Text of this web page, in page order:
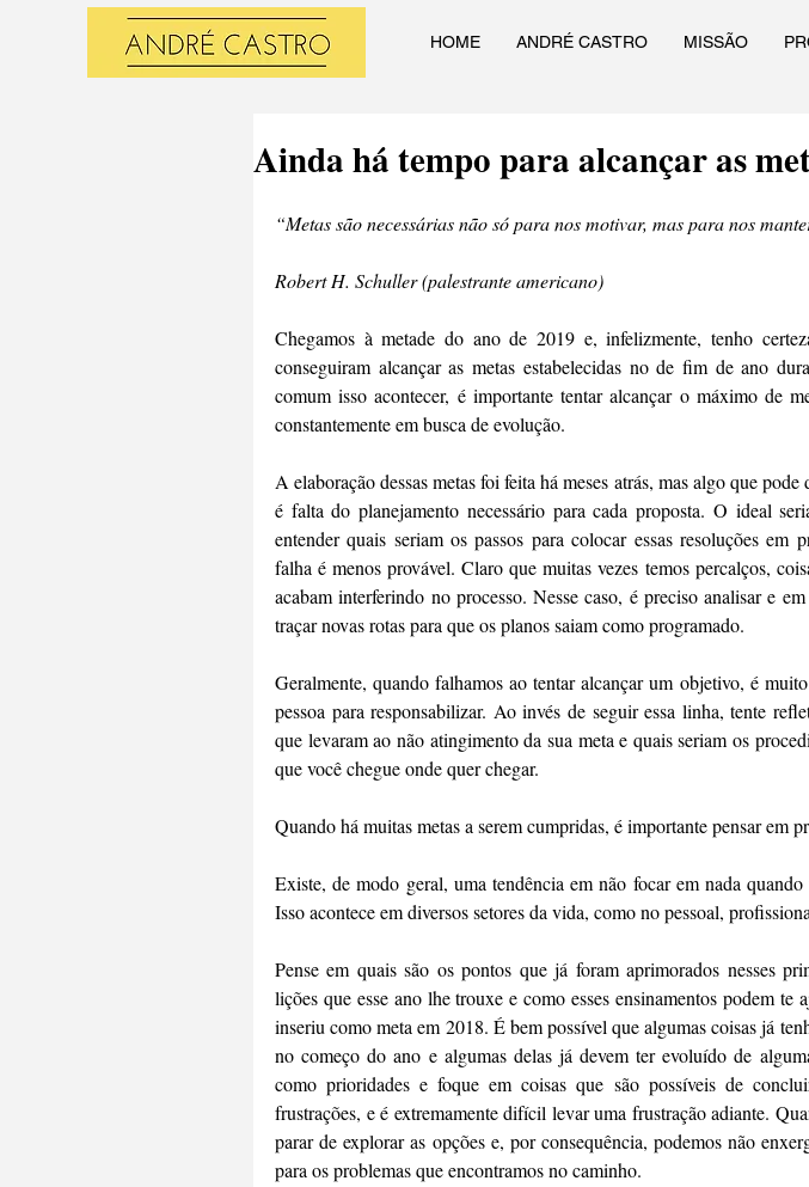
HOME ANDRÉ CASTRO MISSÃO
Ainda há tempo para alcançar as
“Metas são necessárias não só para nos motivar, mas para nos
Robert H. Schuller (palestrante americano)
Chegamos à metade do ano de 2019 e, infelizmente, tenho
conseguiram alcançar as metas estabelecidas no de fim de ano
comum isso acontecer, é importante tentar alcançar o máximo de
constantemente em busca de evolução.
A elaboração dessas metas foi feita há meses atrás, mas algo que
é falta do planejamento necessário para cada proposta. O ideal
entender quais seriam os passos para colocar essas resoluções em
falha é menos provável. Claro que muitas vezes temos percalços,
acabam interferindo no processo. Nesse caso, é preciso analisar e
traçar novas rotas para que os planos saiam como programado.
Geralmente, quando falhamos ao tentar alcançar um objetivo, é
pessoa para responsabilizar. Ao invés de seguir essa linha, tente
que levaram ao não atingimento da sua meta e quais seriam os
que você chegue onde quer chegar.
Quando há muitas metas a serem cumpridas, é importante pensar em
Existe, de modo geral, uma tendência em não focar em nada
Isso acontece em diversos setores da vida, como no pessoal,
Pense em quais são os pontos que já foram aprimorados nesses
lições que esse ano lhe trouxe e como esses ensinamentos podem te
inseriu como meta em 2018. É bem possível que algumas coisas já
no começo do ano e algumas delas já devem ter evoluído de
como prioridades e foque em coisas que são possíveis de
frustrações, e é extremamente difícil levar uma frustração adiante.
parar de explorar as opções e, por consequência, podemos não
para os problemas que encontramos no caminho.